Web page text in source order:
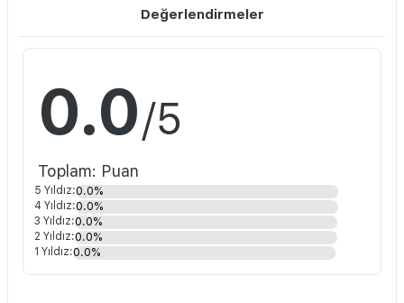
Değerlendirmeler
0.0/5
Toplam: Puan
5 Yıldız:0.0%
4 Yıldız:0.0%
3 Yıldız:0.0%
2 Yıldız:0.0%
1 Yıldız:0.0%